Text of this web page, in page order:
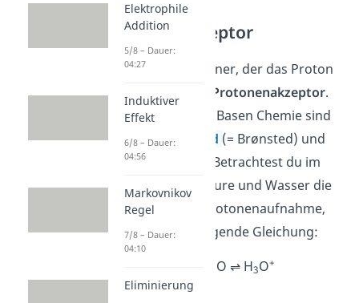
Protonenakzeptor
Der Reaktionspartner, der das Proton
aufnimmt, ist der
Protonenakzeptor.
In der Säuren und Basen Chemie sind
das nachBrönsted (= Brønsted) und
Lowry die
. Betrachtest du im
Beispiel mit Salzsäure und Wasser die
Teilreaktion der Protonenaufnahme,
erhältst du die folgende Gleichung:
O ⇌ H3O+
Elektrophile
Addition
5/8 – Dauer:
04:27
Induktiver
Effekt
6/8 – Dauer:
04:56
Markovnikov
Regel
7/8 – Dauer:
04:10
Eliminierung